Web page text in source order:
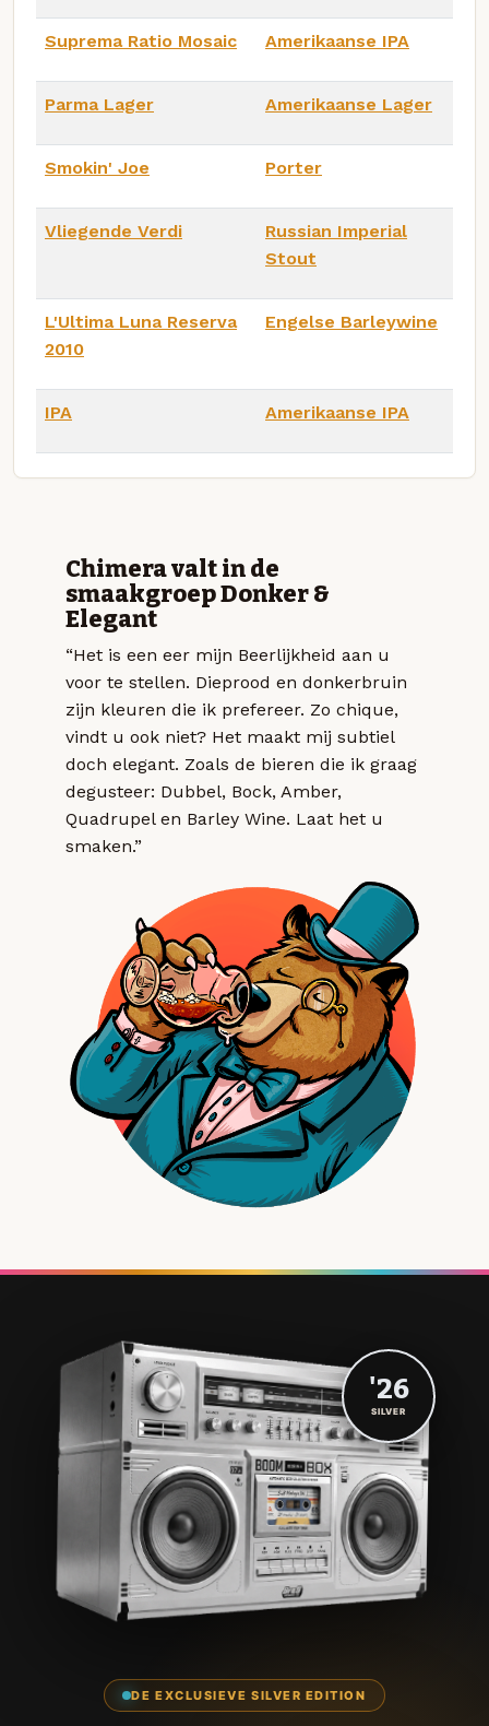
Suprema Ratio Mosaic Amerikaanse IPA
Parma Lager Amerikaanse Lager
Smokin' Joe Porter
Vliegende Verdi
Russian Imperial
Stout
L'Ultima Luna Reserva
2010
Engelse Barleywine
IPA Amerikaanse IPA
Chimera valt in de
smaakgroep Donker &
Elegant
“Het is een eer mijn Beerlijkheid aan u
voor te stellen. Dieprood en donkerbruin
zijn kleuren die ik prefereer. Zo chique,
vindt u ook niet? Het maakt mij subtiel
doch elegant. Zoals de bieren die ik graag
degusteer: Dubbel, Bock, Amber,
Quadrupel en Barley Wine. Laat het u
smaken.”
DE EXCLUSIEVE SILVER EDITION
'26
SILVER